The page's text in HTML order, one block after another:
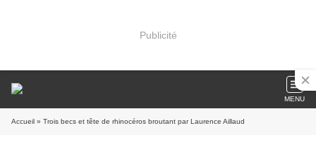
Publicité
MENU
Accueil » Trois becs et tête de rhinocéros broutant par Laurence Aillaud